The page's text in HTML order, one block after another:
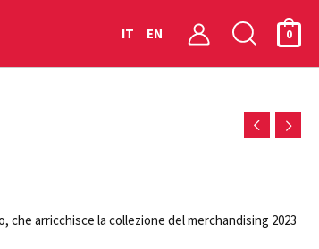
IT EN Cerca
0
che arricchisce la collezione del merchandising 2023